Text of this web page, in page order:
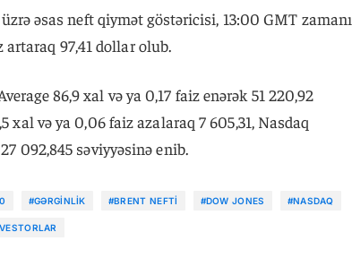
əsas neft qiymət göstəricisi, 13:00 GMT zamanı
artaraq 97,41 dollar olub.
86,9 xal və ya 0,17 faiz enərək 51 220,92
xal və ya 0,06 faiz azalaraq 7 605,31, Nasdaq
092,845 səviyyəsinə enib.
#GƏRGINLIK #BRENT NEFTI #DOW JONES #NASDAQ